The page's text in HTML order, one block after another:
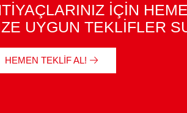
İÇİN
UYGUN TEKLİFLER
HEMEN TEKLIF AL!